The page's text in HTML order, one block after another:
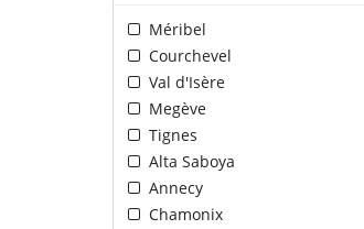
Méribel
Courchevel
Val d'Isère
Megève
Tignes
Alta Saboya
Annecy
Chamonix